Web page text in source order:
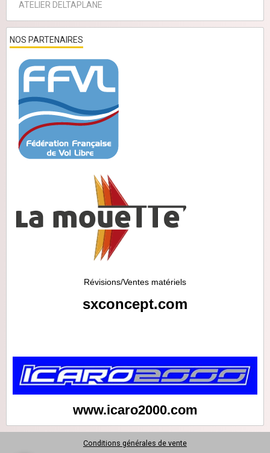
ATELIER DELTAPLANE
NOS PARTENAIRES
Révisions/Ventes matériels
sxconcept.com
www.icaro2000.com
Conditions générales de vente